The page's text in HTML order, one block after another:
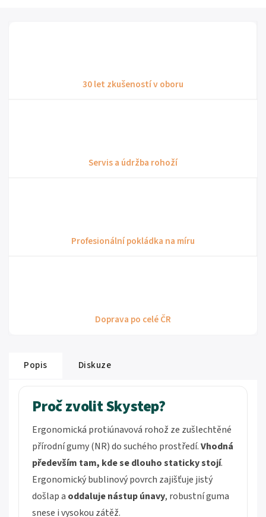
30 let zkušeností v oboru
Servis a údržba rohoží
Profesionální pokládka na míru
Doprava po celé ČR
Popis Diskuze
Proč zvolit Skystep?
Ergonomická protiúnavová rohož ze zušlechtěné
přírodní gumy (NR) do suchého prostředí.Vhodná
především tam, kde sedlouho staticky stojí.
Ergonomický bublinový povrch zajišťuje jistý
došlap a oddaluje nástup únavy, robustní guma
snese i vysokou zátěž.